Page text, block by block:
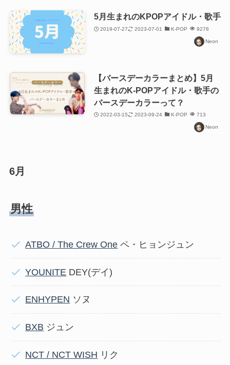
5月生まれのKPOPアイドル・歌手
2019-07-27 2023-07-01 K-POP 9278
Neon
【バースデーカラーまとめ】5月
生まれのK-POPアイドル・歌手の
バースデーカラーって？
2022-03-15 2023-09-24 K-POP 713
Neon
6月
男性
ATBO / The Crew One ペ・ヒョンジュン
YOUNITE DEY(デイ)
ENHYPEN ソヌ
BXB ジュン
NCT / NCT WISH リク